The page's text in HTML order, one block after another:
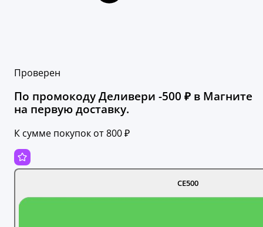
Проверен
По промокоду Деливери -500 ₽ в Магните
на первую доставку.
К сумме покупок от 800 ₽
CE500